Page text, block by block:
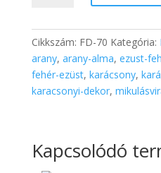
(fehér
zokni)
mennyiség
Cikkszám: FD-70 Kategória:
arany, arany-alma, ezust-
fehér-ezüst, karácsony,
karacsonyi-dekor,
Kapcsolódó